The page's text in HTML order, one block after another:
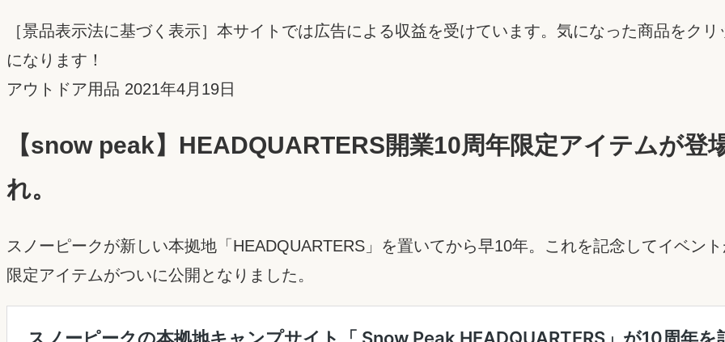
［景品表示法に基づく表示］本サイトでは広告による収益を受けています。気になった商品をク
になります！
アウトドア用品 投
日：
2021年4月19日
【snow peak】HEADQUARTERS開業10周年限定アイテムが
れ。
スノーピークが新しい本拠地「HEADQUARTERS」を置いてから早10年。これを記念してイベン
限定アイテムがついに公開となりました。